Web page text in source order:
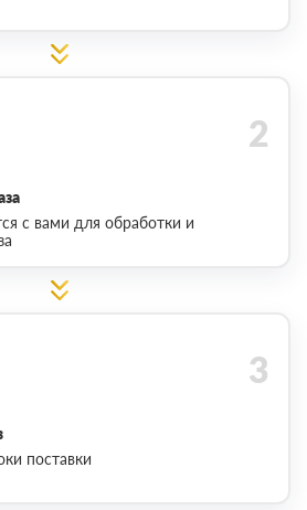
с вами для обработки и
поставки